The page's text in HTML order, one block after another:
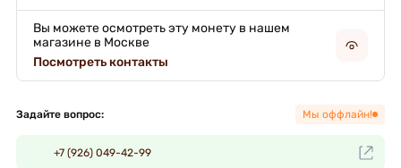
Вы можете осмотреть эту монету в нашем
магазине в Москве
Посмотреть контакты
Задайте вопрос: Мы оффлайн!
+7 (926) 049-42-99